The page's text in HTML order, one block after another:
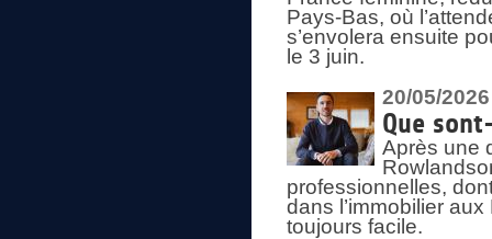
Pays-Bas, où
s’envolera ensuite
le 3 juin.
20/05/2026
Que
Après une
professionnelles,
dans l’immobilier
toujours facile.